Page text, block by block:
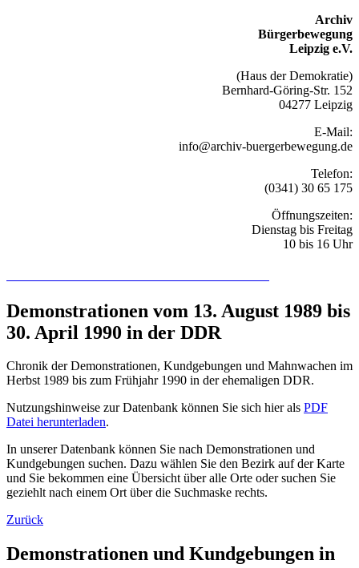
Archiv
Bürgerbewegung
Leipzig e.V.
(Haus der Demokratie)
Bernhard-Göring-Str. 152
04277 Leipzig
E-Mail:
info@archiv-buergerbewegung.de
Telefon:
(0341) 30 65 175
Öffnungszeiten:
Dienstag bis Freitag
10 bis 16 Uhr
Demonstrationen vom 13. August 1989 bis
30. April 1990 in der DDR
Chronik der Demonstrationen, Kundgebungen und Mahnwachen im
Herbst 1989 bis zum Frühjahr 1990 in der ehemaligen DDR.
Nutzungshinweise zur Datenbank können Sie sich hier als PDF
Datei herunterladen.
In unserer Datenbank können Sie nach Demonstrationen und
Kundgebungen suchen. Dazu wählen Sie den Bezirk auf der Karte
und Sie bekommen eine Übersicht über alle Orte oder suchen Sie
geziehlt nach einem Ort über die Suchmaske rechts.
Zurück
Demonstrationen und Kundgebungen in